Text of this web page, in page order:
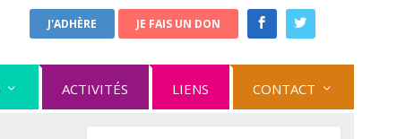
J'ADHÈRE JE FAIS UN DON
ACTIVITÉS LIENS CONTACT